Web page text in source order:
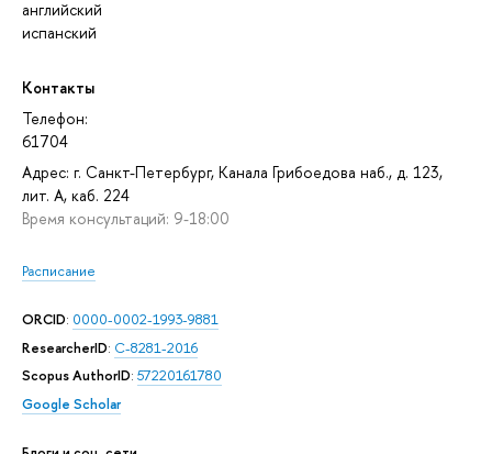
английский
испанский
Контакты
Телефон:
61704
Адрес: г. Санкт-Петербург, Канала Грибоедова наб., д. 123,
лит. А, каб. 224
Время консультаций: 9-18:00
Расписание
ORCID: 0000-0002-1993-9881
ResearcherID: C-8281-2016
Scopus AuthorID: 57220161780
Google Scholar